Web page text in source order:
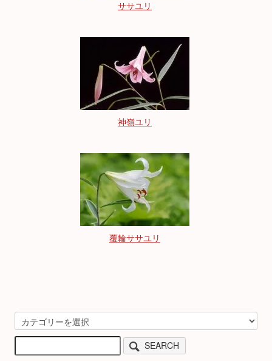
ササユリ
神嶺ユリ
覆輪ササユリ
SEARCH